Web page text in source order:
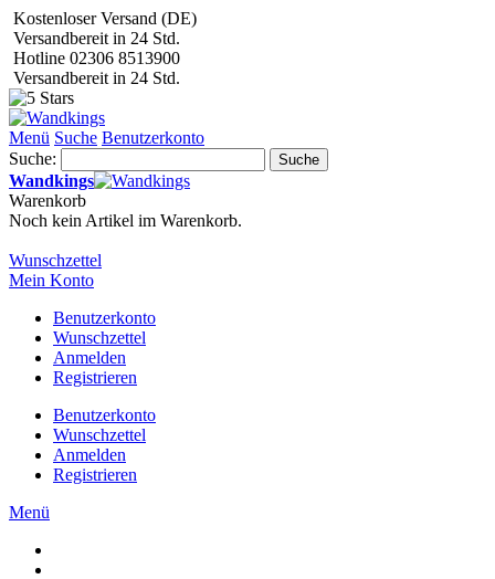
Kostenloser Versand (DE)
Versandbereit in 24 Std.
Hotline 02306 8513900
Versandbereit in 24 Std.
Menü Suche Benutzerkonto
Suche:
Suche
Wandkings
Warenkorb
Noch kein Artikel im Warenkorb.
Wunschzettel
Mein Konto
Benutzerkonto
Wunschzettel
Anmelden
Registrieren
Benutzerkonto
Wunschzettel
Anmelden
Registrieren
Menü